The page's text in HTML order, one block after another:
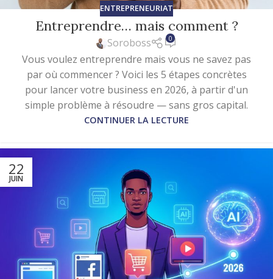
ENTREPRENEURIAT
Entreprendre… mais comment ?
Soroboss 0
Vous voulez entreprendre mais vous ne savez pas
par où commencer ? Voici les 5 étapes concrètes
pour lancer votre business en 2026, à partir d'un
simple problème à résoudre — sans gros capital.
CONTINUER LA LECTURE
22
JUIN